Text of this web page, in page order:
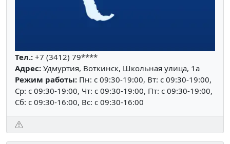
Тел.: +7 (3412) 79****
Адрес: Удмуртия, Воткинск, Школьная улица, 1а
Режим работы: Пн: c 09:30-19:00, Вт: c 09:30-19:00,
Ср: c 09:30-19:00, Чт: c 09:30-19:00, Пт: c 09:30-19:00,
Сб: c 09:30-16:00, Вс: c 09:30-16:00